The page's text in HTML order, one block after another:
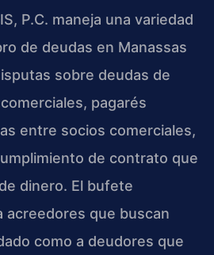
P.C. maneja una variedad
de deudas en Manassas
sobre deudas de
pagarés
entre socios comerciales,
de contrato que
dinero. El bufete
acreedores que buscan
como a deudores que